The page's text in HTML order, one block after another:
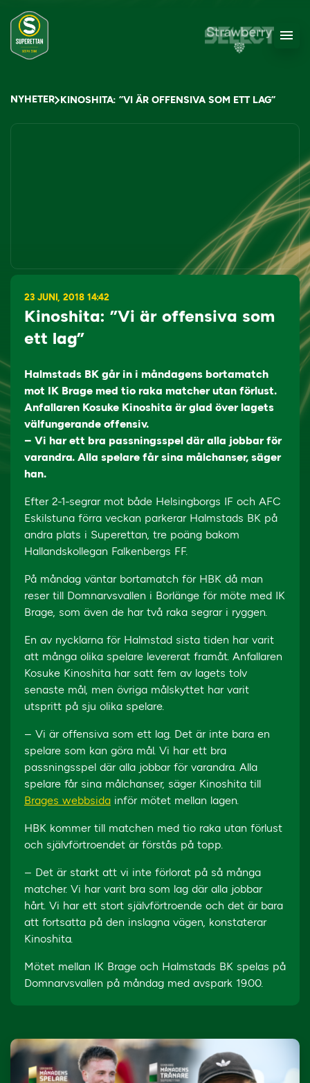
NYHETER KINOSHITA: ”VI ÄR OFFENSIVA SOM ETT LAG”
23 JUNI, 2018 14:42
Kinoshita: ”Vi är offensiva som
ett lag”
Halmstads BK går in i måndagens bortamatch
mot IK Brage med tio raka matcher utan förlust.
Anfallaren Kosuke Kinoshita är glad över lagets
välfungerande offensiv.
– Vi har ett bra passningsspel där alla jobbar för
varandra. Alla spelare får sina målchanser, säger
han.
Efter 2-1-segrar mot både Helsingborgs IF och AFC
Eskilstuna förra veckan parkerar Halmstads BK på
andra plats i Superettan, tre poäng bakom
Hallandskollegan Falkenbergs FF.
På måndag väntar bortamatch för HBK då man
reser till Domnarvsvallen i Borlänge för möte med IK
Brage, som även de har två raka segrar i ryggen.
En av nycklarna för Halmstad sista tiden har varit
att många olika spelare levererat framåt. Anfallaren
Kosuke Kinoshita har satt fem av lagets tolv
senaste mål, men övriga målskyttet har varit
utspritt på sju olika spelare.
– Vi är offensiva som ett lag. Det är inte bara en
spelare som kan göra mål. Vi har ett bra
passningsspel där alla jobbar för varandra. Alla
spelare får sina målchanser, säger Kinoshita till
Brages webbsida inför mötet mellan lagen.
HBK kommer till matchen med tio raka utan förlust
och självförtroendet är förstås på topp.
– Det är starkt att vi inte förlorat på så många
matcher. Vi har varit bra som lag där alla jobbar
hårt. Vi har ett stort självförtroende och det är bara
att fortsatta på den inslagna vägen, konstaterar
Kinoshita.
Mötet mellan IK Brage och Halmstads BK spelas på
Domnarvsvallen på måndag med avspark 19.00.